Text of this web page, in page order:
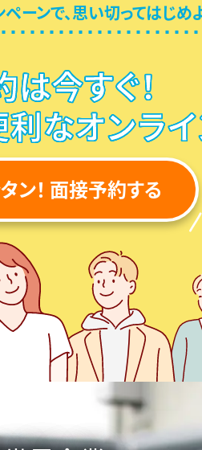
ーンで、思い切ってはじめ
今すぐ！
なオンライ
ン！ 面接予約する